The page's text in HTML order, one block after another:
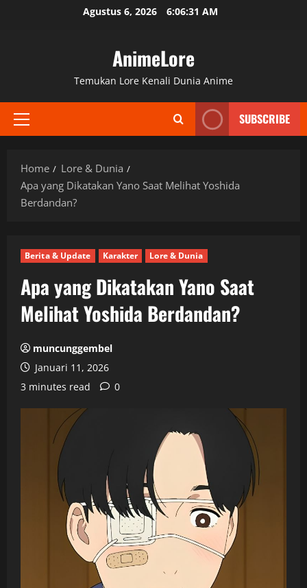
Agustus 6, 2026 6:06:32 AM
AnimeLore
Temukan Lore Kenali Dunia Anime
Primary
SUBSCRIBE
Home
Lore & Dunia
Apa yang Dikatakan Yano Saat Melihat Yoshida
Berdandan?
Berita & Update Karakter Lore & Dunia
Apa yang Dikatakan Yano Saat
Melihat Yoshida Berdandan?
muncunggembel
Januari 11, 2026
3 minutes read
0